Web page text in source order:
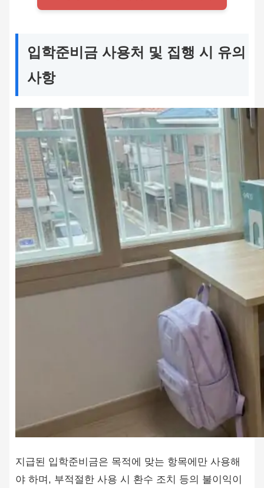
입학준비금 사용처 및 집행 시 유의
사항
지급된 입학준비금은 목적에 맞는 항목에만 사용해
야 하며, 부적절한 사용 시 환수 조치 등의 불이익이